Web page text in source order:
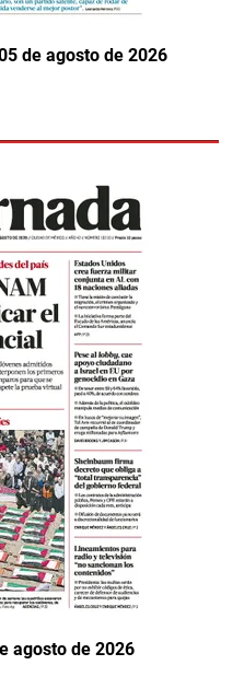
de agosto de 2026
agosto de 2026